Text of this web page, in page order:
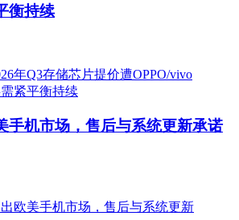
衡持续
手机市场，售后与系统更新承诺